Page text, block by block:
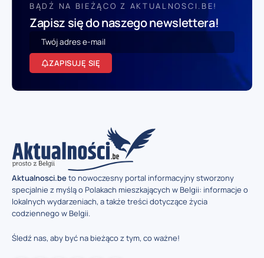
BĄDŹ NA BIEŻĄCO Z AKTUALNOSCI.BE!
Zapisz się do naszego newslettera!
ZAPISUJĘ SIĘ
Aktualnosci.beto nowoczesny portal informacyjny stworzony
specjalnie z myślą o Polakach mieszkających w Belgii: informacje o
lokalnych wydarzeniach, a także treści dotyczące życia
codziennego w Belgii.
Śledź nas, aby być na bieżąco z tym, co ważne!